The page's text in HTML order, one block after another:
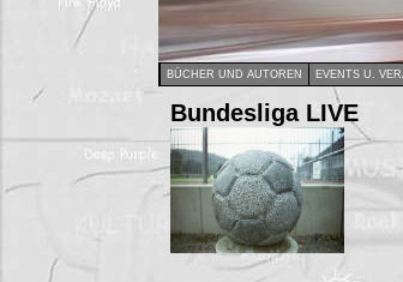
BÜCHER UND AUTOREN EVENTS U.
Bundesliga LIVE